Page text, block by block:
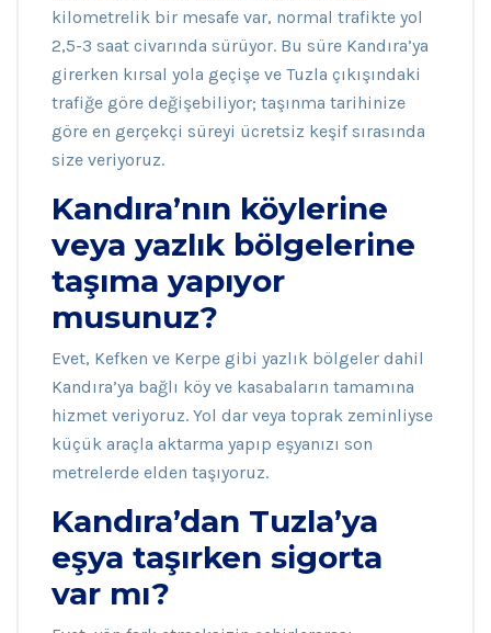
kilometrelik bir mesafe var, normal trafikte yol
2,5-3 saat civarında sürüyor. Bu süre Kandıra’ya
girerken kırsal yola geçişe ve Tuzla çıkışındaki
trafiğe göre değişebiliyor; taşınma tarihinize
göre en gerçekçi süreyi ücretsiz keşif sırasında
size veriyoruz.
Kandıra’nın köylerine
veya yazlık bölgelerine
taşıma yapıyor
musunuz?
Evet, Kefken ve Kerpe gibi yazlık bölgeler dahil
Kandıra’ya bağlı köy ve kasabaların tamamına
hizmet veriyoruz. Yol dar veya toprak zeminliyse
küçük araçla aktarma yapıp eşyanızı son
metrelerde elden taşıyoruz.
Kandıra’dan Tuzla’ya
eşya taşırken sigorta
var mı?